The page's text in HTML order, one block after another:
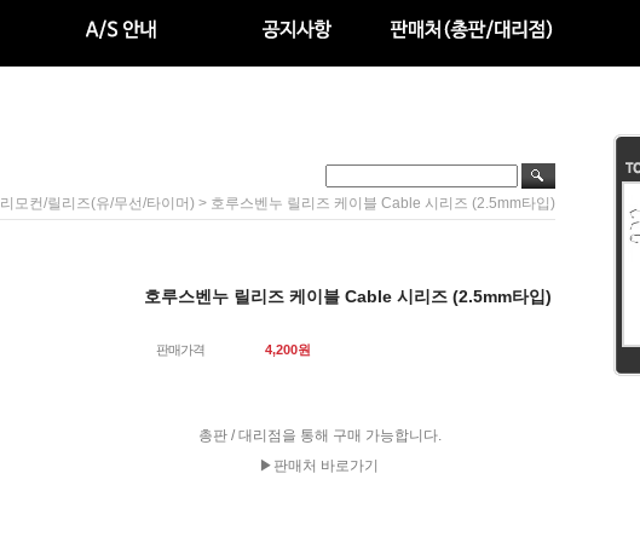
리모컨/릴리즈(유/무선/타이머) > 호루스벤누 릴리즈 케이블 Cable 시리즈 (2.5mm타입)
호루스벤누 릴리즈 케이블 Cable 시리즈 (2.5mm타입)
판매가격 4,200원
총판 / 대리점을 통해 구매 가능합니다.
▶판매처 바로가기